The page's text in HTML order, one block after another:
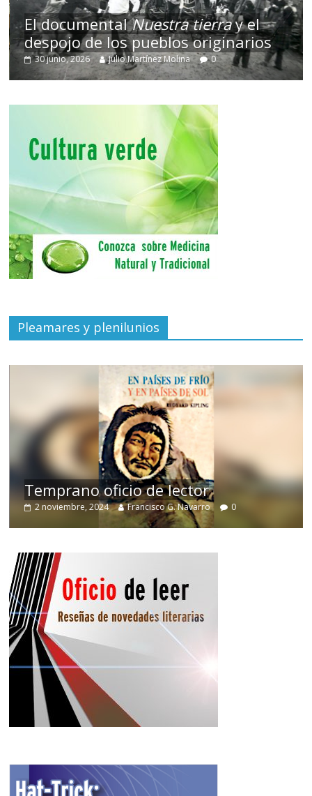
El documentalNuestra tierray el
despojo de los pueblos originarios
30 junio, 2026 Julio Martínez Molina 0
Pleamares y plenilunios
Temprano oficio de lector
2 noviembre, 2024 Francisco G. Navarro 0